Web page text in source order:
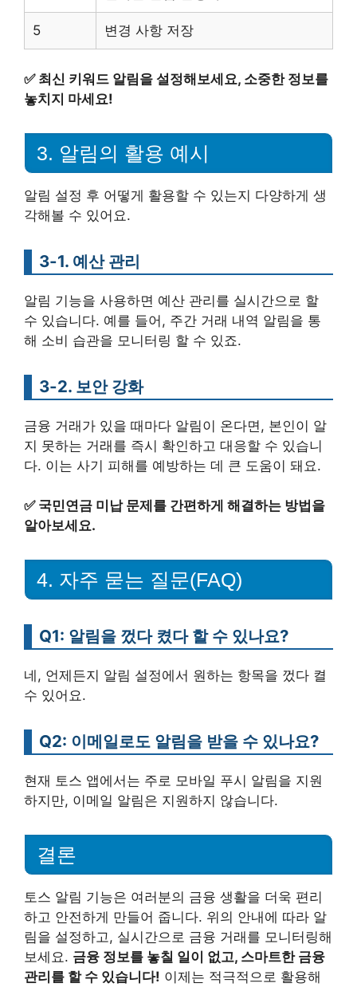
5 변경 사항 저장
✅ 최신 키워드 알림을 설정해보세요, 소중한 정보를
놓치지 마세요!
3. 알림의 활용 예시
알림 설정 후 어떻게 활용할 수 있는지 다양하게 생
각해볼 수 있어요.
3-1. 예산 관리
알림 기능을 사용하면 예산 관리를 실시간으로 할
수 있습니다. 예를 들어, 주간 거래 내역 알림을 통
해 소비 습관을 모니터링 할 수 있죠.
3-2. 보안 강화
금융 거래가 있을 때마다 알림이 온다면, 본인이 알
지 못하는 거래를 즉시 확인하고 대응할 수 있습니
다. 이는 사기 피해를 예방하는 데 큰 도움이 돼요.
✅ 국민연금 미납 문제를 간편하게 해결하는 방법을
알아보세요.
4. 자주 묻는 질문(FAQ)
Q1: 알림을 껐다 켰다 할 수 있나요?
네, 언제든지 알림 설정에서 원하는 항목을 껐다 켤
수 있어요.
Q2: 이메일로도 알림을 받을 수 있나요?
현재 토스 앱에서는 주로 모바일 푸시 알림을 지원
하지만, 이메일 알림은 지원하지 않습니다.
결론
토스 알림 기능은 여러분의 금융 생활을 더욱 편리
하고 안전하게 만들어 줍니다. 위의 안내에 따라 알
림을 설정하고, 실시간으로 금융 거래를 모니터링해
보세요. 금융 정보를 놓칠 일이 없고, 스마트한 금융
관리를 할 수 있습니다! 이제는 적극적으로 활용해